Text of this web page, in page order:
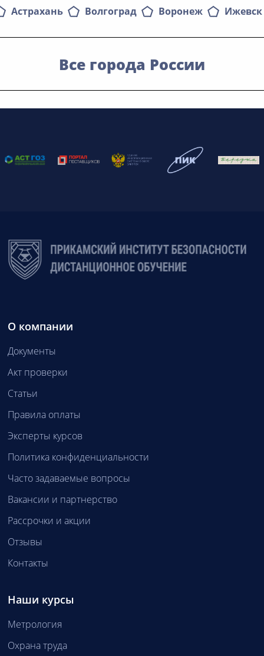
Астрахань Волгоград Воронеж Ижевск
Все города России
О компании
Документы
Акт проверки
Статьи
Правила оплаты
Эксперты курсов
Политика конфиденциальности
Часто задаваемые вопросы
Вакансии и партнерство
Рассрочки и акции
Отзывы
Контакты
Наши курсы
Метрология
Охрана труда